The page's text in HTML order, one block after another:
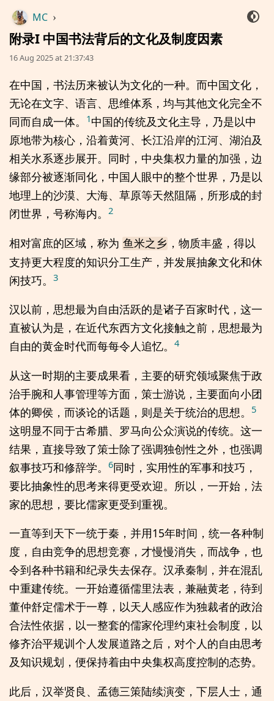
MC ›
附录I 中国书法背后的文化及制度因素
16 Aug 2025 at 21:37:43
在中国，书法历来被认为文化的一种。而中国文化，
无论在文字、语言、思维体系，均与其他文化完全不
同而自成一体。
1中国的传统及文化主导，乃是以中
原地带为核心，沿着黄河、长江沿岸的江河、湖泊及
相关水系逐步展开。同时，中央集权力量的加强，边
缘部分被逐渐同化，中国人眼中的整个世界，乃是以
地理上的沙漠、大海、草原等天然阻隔，所形成的封
闭世界，号称海内。 2
相对富庶的区域，称为 鱼米之乡 ，物质丰盛，得以
支持更大程度的知识分工生产，并发展抽象文化和休
闲技巧。 3
汉以前，思想最为自由活跃的是诸子百家时代，这一
直被认为是，在近代东西方文化接触之前，思想最为
自由的黄金时代而每每令人追忆。 4
从这一时期的主要成果看，主要的研究领域聚焦于政
治手腕和人事管理等方面，策士游说，主要面向小团
体的卿侯，而谈论的话题，则是关于统治的思想。
5
这明显不同于古希腊、罗马向公众演说的传统。这一
结果，直接导致了策士除了强调独创性之外，也强调
叙事技巧和修辞学。 6同时，实用性的军事和技巧，
要比抽象性的思考来得更受欢迎。所以，一开始，法
家的思想，要比儒家更受到重视。
一直等到天下一统于秦，并用15年时间，统一各种制
度，自由竞争的思想竞赛，才慢慢消失，而战争，也
令到各种书籍和纪录失去保存。汉承秦制，并在混乱
中重建传统。一开始遵循儒里法表，兼融黄老，待到
董仲舒定儒术于一尊，以天人感应作为独裁者的政治
合法性依据，以一整套的儒家伦理约束社会制度，以
修齐治平规训个人发展道路之后，对个人的自由思考
及知识规划，便保持着由中央集权高度控制的态势。
此后，汉举贤良、孟德三策陆续演变，下层人士，通